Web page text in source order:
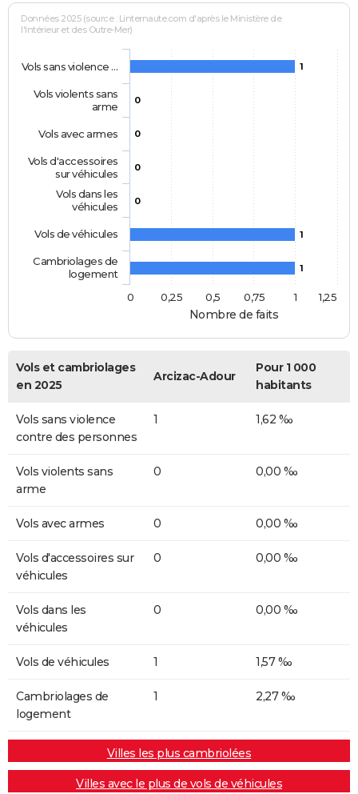
Nombre de faits
Données 2025 (source : Linternaute.com d'après le Ministère de
l'Intérieur et des Outre-Mer)
1
0
0
0
0
1
1
Vols sans violence …
Vols violents sans
arme
Vols avec armes
Vols d'accessoires
sur véhicules
Vols dans les
véhicules
Vols de véhicules
Cambriolages de
logement
0
1
0,25 0,5 0,75 1,25
Vols et cambriolages
en 2025
Arcizac-Adour
Pour 1 000
habitants
Vols sans violence
contre des personnes
1 1,62 ‰
Vols violents sans
arme
0 0,00 ‰
Vols avec armes 0 0,00 ‰
Vols d'accessoires sur
véhicules
0 0,00 ‰
Vols dans les
véhicules
0 0,00 ‰
Vols de véhicules 1 1,57 ‰
Cambriolages de
logement
1 2,27 ‰
Villes les plus cambriolées
Villes avec le plus de vols de véhicules